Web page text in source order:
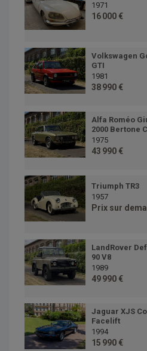
1971
16 000 €
Volkswagen
GTI
1981
38 990 €
Alfa Roméo
2000 Bertone
1975
43 990 €
Triumph TR3
1957
Prix sur
LandRover
90 V8
1989
49 990 €
Jaguar XJS
Facelift
1994
15 990 €